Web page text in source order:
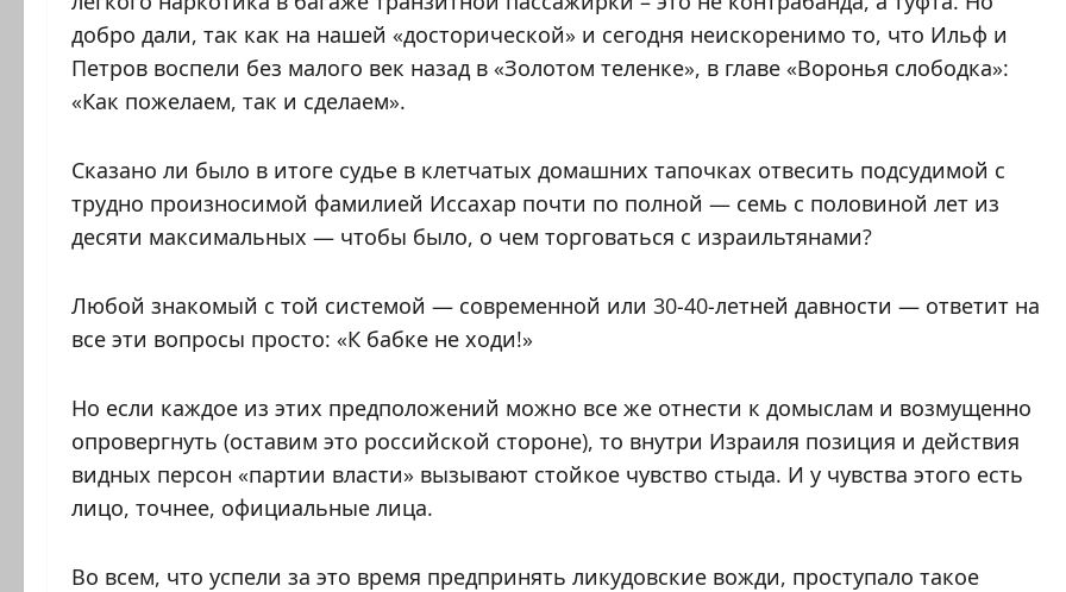
добро дали, так как на нашей «досторической» и сегодня неискоренимо то, что Ильф и
Петров воспели без малого век назад в «Золотом теленке», в главе «Воронья слободка»:
«Как пожелаем, так и сделаем».
Сказано ли было в итоге судье в клетчатых домашних тапочках отвесить подсудимой с
трудно произносимой фамилией Иссахар почти по полной — семь с половиной лет из
десяти максимальных — чтобы было, о чем торговаться с израильтянами?
Любой знакомый с той системой — современной или 30-40-летней давности — ответит на
все эти вопросы просто: «К бабке не ходи!»
Но если каждое из этих предположений можно все же отнести к домыслам и возмущенно
опровергнуть (оставим это российской стороне), то внутри Израиля позиция и действия
видных персон «партии власти» вызывают стойкое чувство стыда. И у чувства этого есть
лицо, точнее, официальные лица.
Во всем, что успели за это время предпринять ликудовские вожди, проступало такое